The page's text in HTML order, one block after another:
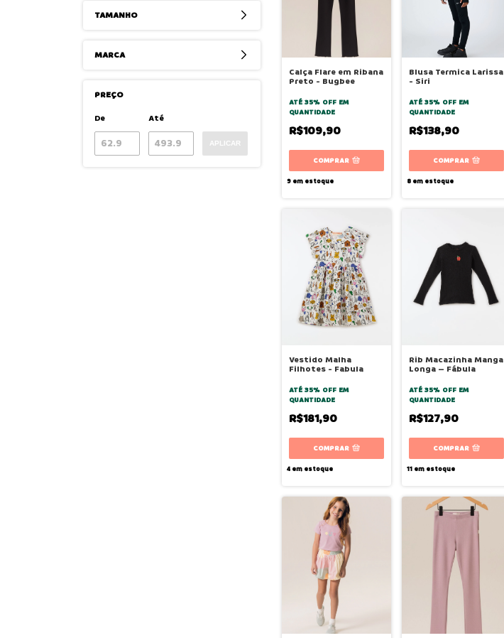
TAMANHO
MARCA
PREÇO
De
Até
APLICAR
Calça Flare em Ribana
Preto - Bugbee
ATÉ 35% OFF EM
QUANTIDADE
R$109,90
COMPRAR
9em estoque
Blusa Termica Larissa
- Siri
ATÉ 35% OFF EM
QUANTIDADE
R$138,90
COMPRAR
8em estoque
Vestido Malha
Filhotes - Fabula
ATÉ 35% OFF EM
QUANTIDADE
R$181,90
COMPRAR
4em estoque
Rib Macazinha Manga
Longa – Fábula
ATÉ 35% OFF EM
QUANTIDADE
R$127,90
COMPRAR
11em estoque